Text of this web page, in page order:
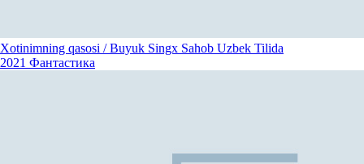
Xotinimning qasosi / Buyuk Singx Sahob Uzbek Tilida
2021 Фантастика